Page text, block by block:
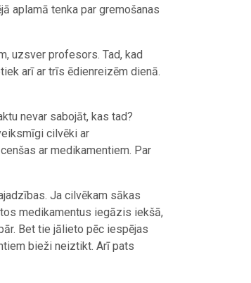
aplamā tenka par gremošanas
uzsver profesors. Tad, kad
arī ar trīs ēdienreizēm dienā.
nevar sabojāt, kas tad?
cilvēki ar
ar medikamentiem. Par
Ja cilvēkam sākas
medikamentus iegāzis iekšā,
Bet tie jālieto pēc iespējas
bieži neiztikt. Arī pats